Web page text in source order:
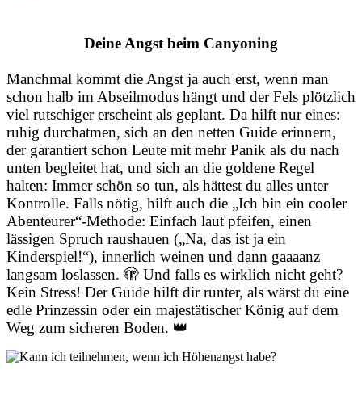
Deine Angst beim Canyoning
Manchmal kommt die Angst ja auch erst, wenn man
schon halb im Abseilmodus hängt und der Fels plötzlich
viel rutschiger erscheint als geplant. Da hilft nur eines:
ruhig durchatmen, sich an den netten Guide erinnern,
der garantiert schon Leute mit mehr Panik als du nach
unten begleitet hat, und sich an die goldene Regel
halten: Immer schön so tun, als hättest du alles unter
Kontrolle. Falls nötig, hilft auch die „Ich bin ein cooler
Abenteurer“-Methode: Einfach laut pfeifen, einen
lässigen Spruch raushauen („Na, das ist ja ein
Kinderspiel!“), innerlich weinen und dann gaaaanz
langsam loslassen. 🫣 Und falls es wirklich nicht geht?
Kein Stress! Der Guide hilft dir runter, als wärst du eine
edle Prinzessin oder ein majestätischer König auf dem
Weg zum sicheren Boden. 👑